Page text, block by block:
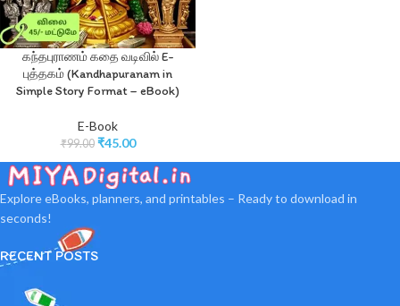
கந்தபுராணம் கதை வடிவில் E-
புத்தகம் (Kandhapuranam in
Simple Story Format – eBook)
E-Book
₹99.00 ₹45.00
Explore eBooks, planners, and printables – Ready to download in
seconds!
RECENT POSTS